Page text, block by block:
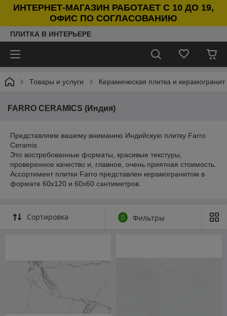
ИНТЕРНЕТ-МАГАЗИН РАБОТАЕТ С 10 ДО 19,
ОФИС ПО СОГЛАСОВАНИЮ
ПЛИТКА В ИНТЕРЬЕРЕ
Товары и услуги Керамическая плитка и
FARRO CERAMICS (Индия)
Представляем вашему вниманию Индийскую плитку Farro
Ceramis.
Это востребованные форматы, красивые текстуры,
проверенное качество и, главное, очень приятная стоимость.
Ассортимент плитки Farro представлен керамогранитом в
формате 60x120 и 60х60 сантиметров.
Сортировка 0 Фильтры